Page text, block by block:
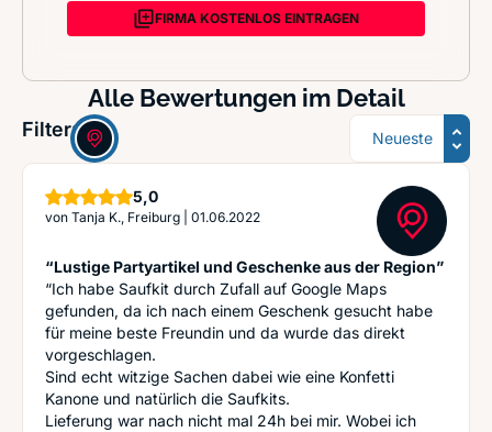
FIRMA KOSTENLOS EINTRAGEN
Alle Bewertungen im Detail
Filter: Sortierung
5,0Sterne
von Tanja K., Freiburg 01.06.2022
“Lustige Partyartikel und Geschenke aus der Region”
“Ich habe Saufkit durch Zufall auf Google Maps
gefunden, da ich nach einem Geschenk gesucht habe
für meine beste Freundin und da wurde das direkt
vorgeschlagen.
Sind echt witzige Sachen dabei wie eine Konfetti
Kanone und natürlich die Saufkits.
Lieferung war nach nicht mal 24h bei mir. Wobei ich